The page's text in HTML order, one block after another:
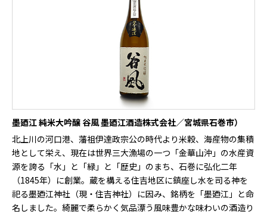
墨廼江 純米大吟醸 谷風 墨廼江酒造株式会社／宮城県石巻市）
北上川の河口港、藩祖伊達政宗公の時代より米穀、海産物の集積
地として栄え、現在は世界三大漁場の一つ「金華山沖」の水産資
源を誇る「水」と「緑」と「歴史」のまち、石巻に弘化二年
（1845年）に創業。蔵を構える住吉地区に鎮座し水を司る神を
祀る墨廼江神社（現・住吉神社）に因み、銘柄を「墨廼江」と命
名しました。綺麗で柔らかく気品漂う風味豊かな味わいの酒造り